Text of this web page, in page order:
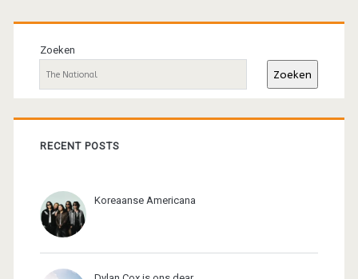
Primaire
sidebar
Zoeken
Zoeken
RECENT POSTS
Koreaanse Americana